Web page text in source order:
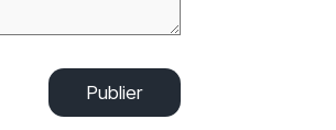
Publier